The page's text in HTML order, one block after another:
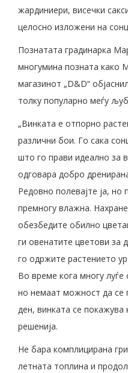
жардиниери, висечки
целосно изложени на
Познатата градинарка
многумина позната како
магазинот „D&D“
толку популарно меѓу
„Винката е отпорно
различни бои. Го сака
што го прави идеално за
одговара добро
Редовно полевајте ја, но
премногу влажна.
обезбедите обилно
ги овенатите цветови за
го одржите растението
Во време кога многу луѓе
но немаат можност да се
ден, винката се покажува
решенија.
Не бара комплицирана
летната топлина и